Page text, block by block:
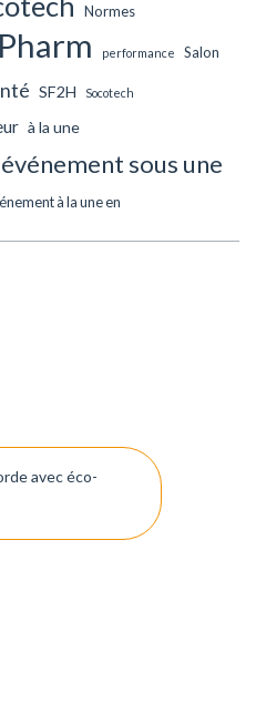
Normes
performance Salon
SF2H Socotech
à la une
événement sous une
à la une en
avec éco-